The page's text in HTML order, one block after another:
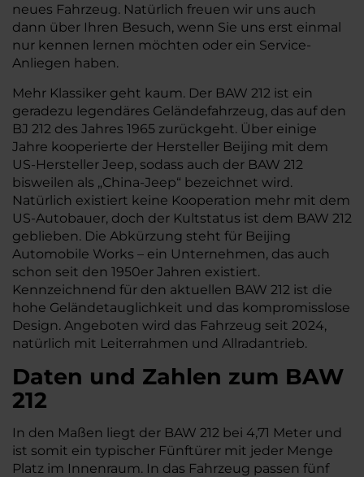
neues Fahrzeug. Natürlich freuen wir uns auch
dann über Ihren Besuch, wenn Sie uns erst einmal
nur kennen lernen möchten oder ein Service-
Anliegen haben.
Mehr Klassiker geht kaum. Der BAW 212 ist ein
geradezu legendäres Geländefahrzeug, das auf den
BJ 212 des Jahres 1965 zurückgeht. Über einige
Jahre kooperierte der Hersteller Beijing mit dem
US-Hersteller Jeep, sodass auch der BAW 212
bisweilen als „China-Jeep“ bezeichnet wird.
Natürlich existiert keine Kooperation mehr mit dem
US-Autobauer, doch der Kultstatus ist dem BAW 212
geblieben. Die Abkürzung steht für Beijing
Automobile Works – ein Unternehmen, das auch
schon seit den 1950er Jahren existiert.
Kennzeichnend für den aktuellen BAW 212 ist die
hohe Geländetauglichkeit und das kompromisslose
Design. Angeboten wird das Fahrzeug seit 2024,
natürlich mit Leiterrahmen und Allradantrieb.
Daten und Zahlen zum BAW
212
In den Maßen liegt der BAW 212 bei 4,71 Meter und
ist somit ein typischer Fünftürer mit jeder Menge
Platz im Innenraum. In das Fahrzeug passen fünf